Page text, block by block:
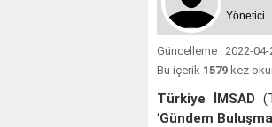
Yönetici
Güncelleme : 2022-
Bu içerik 1579 kez
Türkiye İMSAD
‘Gündem